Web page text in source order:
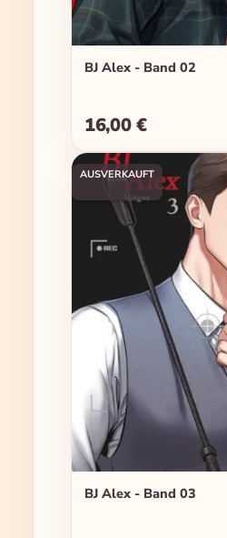
BJ Alex - Band 02
Regulärer Preis:
16,00 €
AUSVERKAUFT
BJ Alex - Band 03